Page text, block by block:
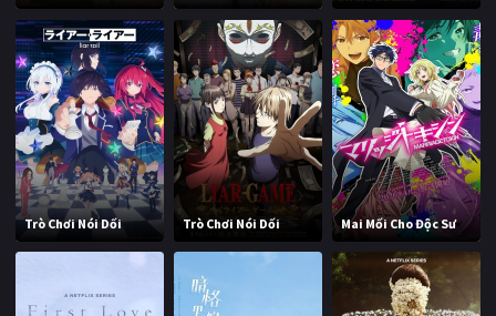
Trò Chơi Nói Dối Trò Chơi Nói Dối Mai Mối Cho Độc Sư